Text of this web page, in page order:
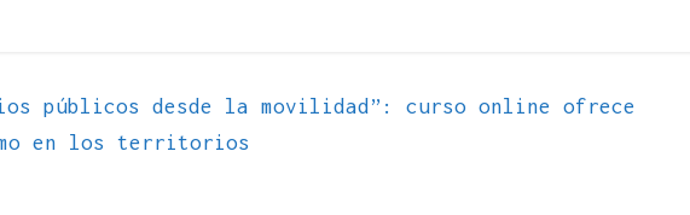
públicos desde la movilidad”: curso online ofrece
en los territorios